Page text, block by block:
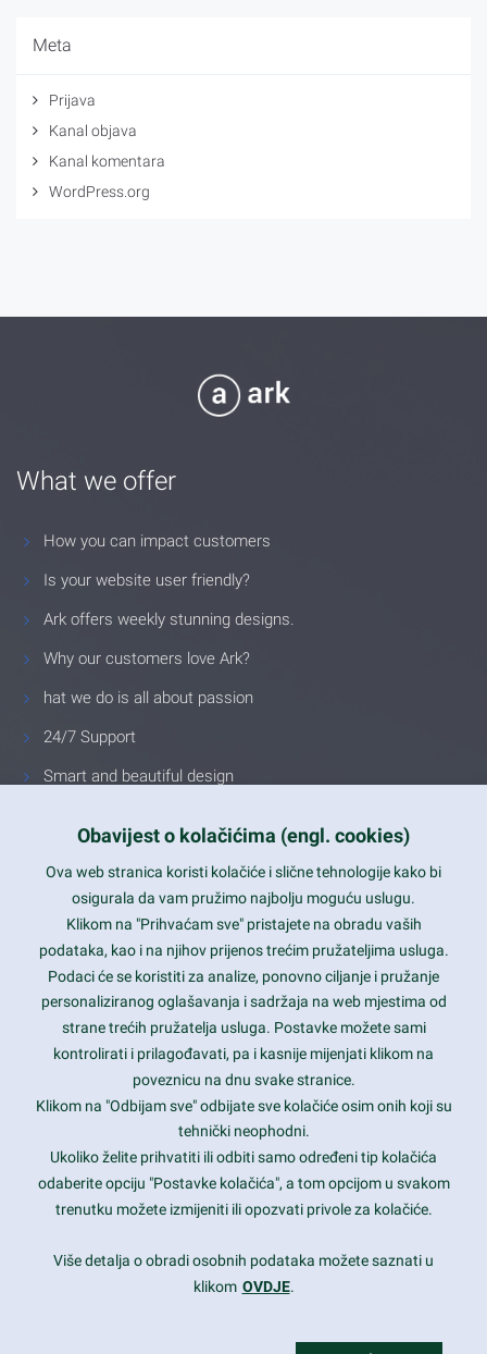
Meta
Prijava
Kanal objava
Kanal komentara
WordPress.org
What we offer
How you can impact customers
Is your website user friendly?
Ark offers weekly stunning designs.
Why our customers love Ark?
hat we do is all about passion
24/7 Support
Smart and beautiful design
Latest trends and much more...
Contact Info
1600 Amphitheatre Parkway, Mountain View, CA 94043
prothemes.net@gmail.com
Daily: 9:00 am - 6:00 pm
Sunday: Closed
Copyright 2017FRESHFACE© All Rights Reserved
Obavijest o kolačićima (engl. cookies)
Ova web stranica koristi kolačiće i slične tehnologije kako bi
osigurala da vam pružimo najbolju moguću uslugu.
Klikom na "Prihvaćam sve" pristajete na obradu vaših
podataka, kao i na njihov prijenos trećim pružateljima usluga.
Podaci će se koristiti za analize, ponovno ciljanje i pružanje
personaliziranog oglašavanja i sadržaja na web mjestima od
strane trećih pružatelja usluga. Postavke možete sami
kontrolirati i prilagođavati, pa i kasnije mijenjati klikom na
poveznicu na dnu svake stranice.
Klikom na "Odbijam sve" odbijate sve kolačiće osim onih koji su
tehnički neophodni.
Ukoliko želite prihvatiti ili odbiti samo određeni tip kolačića
odaberite opciju "Postavke kolačića", a tom opcijom u svakom
trenutku možete izmijeniti ili opozvati privole za kolačiće.
Više detalja o obradi osobnih podataka možete saznati u
klikom OVDJE.